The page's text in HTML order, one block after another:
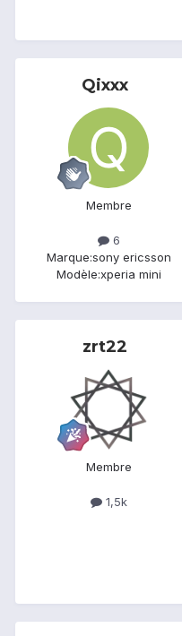
Qixxx
Membre
6
Marque:sony ericsson
Modèle:xperia mini
zrt22
Membre
1,5k